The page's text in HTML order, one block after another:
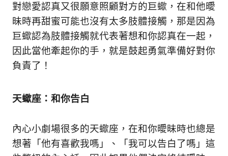
對戀愛認真又很願意照顧對方的巨蠍，在和他曖
昧時再甜蜜可能也沒有太多肢體接觸，那是因為
巨蠍認為肢體接觸就代表著想和你認真在一起，
因此當他牽起你的手，就是鼓起勇氣準備好對你
負責了！
天蠍座：和你告白
內心小劇場很多的天蠍座，在和你曖昧時也總是
想著「他有喜歡我嗎」、「我可以告白了嗎」這